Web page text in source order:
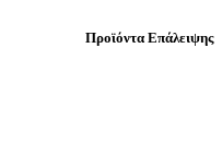
Προϊόντα Επάλειψης